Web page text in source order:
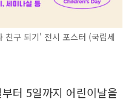
구 되기' 전시 포스터 (국립세
터 5일까지 어린이날을